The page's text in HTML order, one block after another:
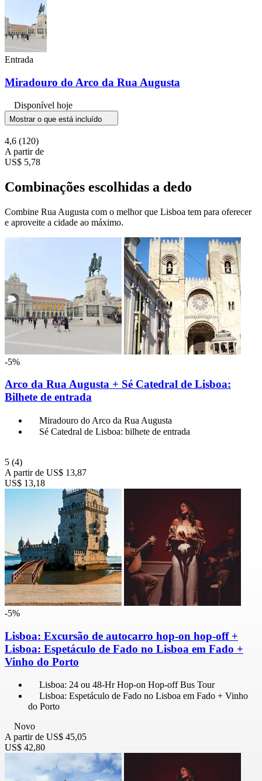
Entrada
Miradouro do Arco da Rua Augusta
Disponível hoje
Mostrar o que está incluído
4,6 (120)
A partir de
US$ 5,78
Combinações escolhidas a dedo
Combine Rua Augusta com o melhor que Lisboa tem para oferecer
e aproveite a cidade ao máximo.
-5%
Arco da Rua Augusta + Sé Catedral de Lisboa:
Bilhete de entrada
Miradouro do Arco da Rua Augusta
Sé Catedral de Lisboa: bilhete de entrada
5 (4)
A partir de US$ 13,87
US$ 13,18
-5%
Lisboa: Excursão de autocarro hop-on hop-off +
Lisboa: Espetáculo de Fado no Lisboa em Fado +
Vinho do Porto
Lisboa: 24 ou 48-Hr Hop-on Hop-off Bus Tour
Lisboa: Espetáculo de Fado no Lisboa em Fado + Vinho
do Porto
Novo
A partir de US$ 45,05
US$ 42,80